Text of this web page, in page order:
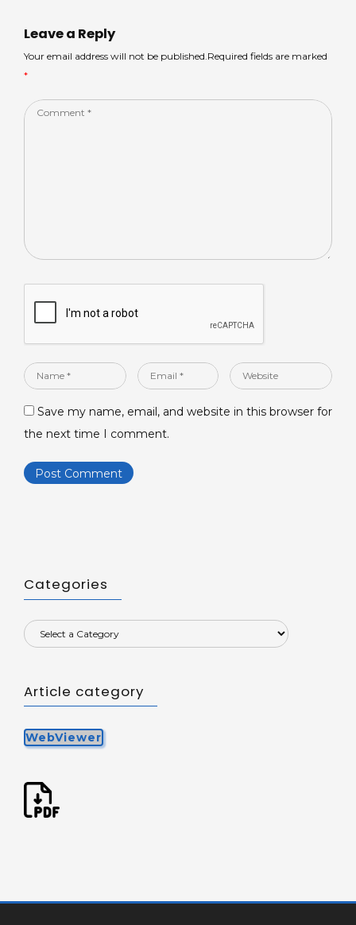
p
p
o
Leave a Reply
Your email address will not be published.Required fields are marked
*
Comment
Name
Email
Website
Save my name, email, and website in this browser for
the next time I comment.
Categories
Article category
WebViewer